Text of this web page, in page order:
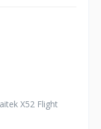
X52 Flight